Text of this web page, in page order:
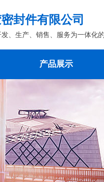
封件有限公司
、生产、销售、服务为一体化
产品展示